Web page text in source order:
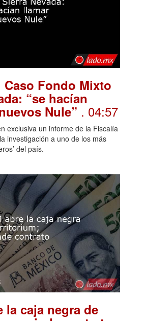
Fondo Mixto
“se hacían
Nule” . 04:57
exclusiva un informe de la Fiscalía
investigación a uno de los más
del país.
la caja negra de